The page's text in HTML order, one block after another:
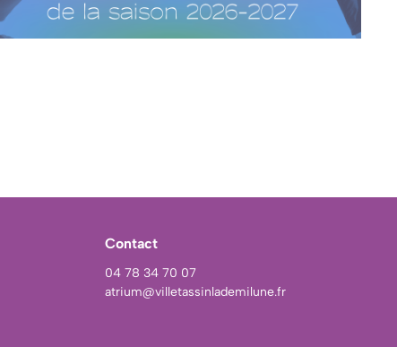
Contact
04 78 34 70 07
atrium@villetassinlademilune.fr